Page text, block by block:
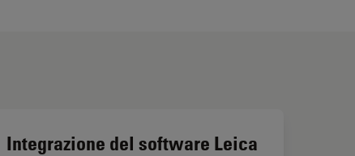
Integrazione del software Leica